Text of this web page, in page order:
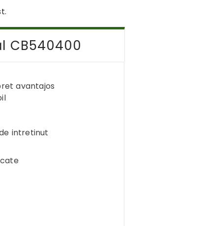
CB540400
avantajos
intretinut